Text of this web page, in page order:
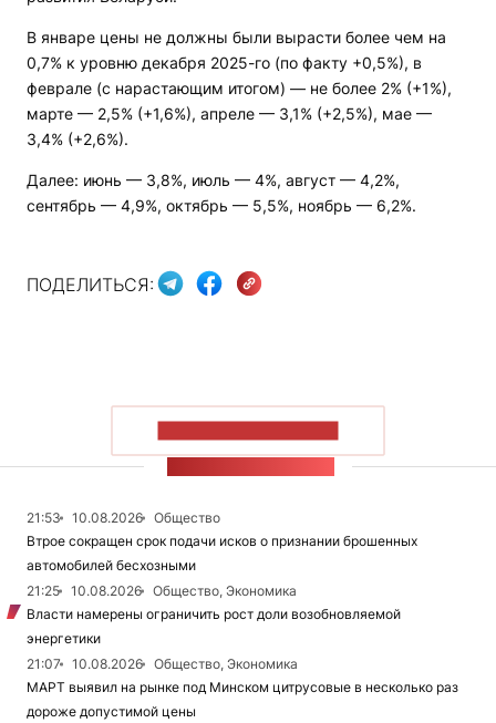
В январе цены не должны были вырасти более чем на
0,7% к уровню декабря 2025-го (по факту +0,5%), в
феврале (с нарастающим итогом) — не более 2% (+1%),
марте — 2,5% (+1,6%), апреле — 3,1% (+2,5%), мае —
3,4% (+2,6%).
Далее: июнь — 3,8%, июль — 4%, август — 4,2%,
сентябрь — 4,9%, октябрь — 5,5%, ноябрь — 6,2%.
ПОДЕЛИТЬСЯ:
21:53 10.08.2026
Общество
Втрое сокращен срок подачи исков о признании брошенных
автомобилей бесхозными
21:25
10.08.2026
Общество, Экономика
Власти намерены ограничить рост доли возобновляемой
энергетики
21:07
10.08.2026
Общество, Экономика
МАРТ выявил на рынке под Минском цитрусовые в несколько раз
дороже допустимой цены